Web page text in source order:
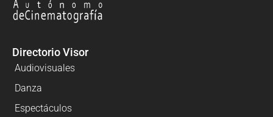
Directorio Visor
Audiovisuales
Danza
Espectáculos